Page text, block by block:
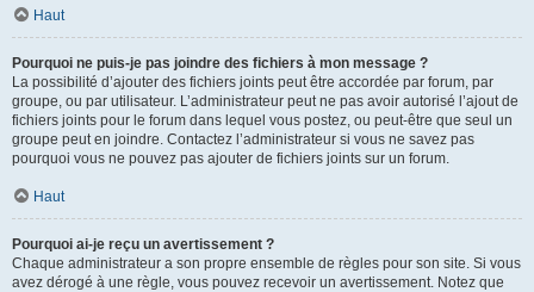
Haut
Pourquoi ne puis-je pas joindre des fichiers à mon message ?
La possibilité d’ajouter des fichiers joints peut être accordée par forum, par
groupe, ou par utilisateur. L’administrateur peut ne pas avoir autorisé l’ajout de
fichiers joints pour le forum dans lequel vous postez, ou peut-être que seul un
groupe peut en joindre. Contactez l’administrateur si vous ne savez pas
pourquoi vous ne pouvez pas ajouter de fichiers joints sur un forum.
Haut
Pourquoi ai-je reçu un avertissement ?
Chaque administrateur a son propre ensemble de règles pour son site. Si vous
avez dérogé à une règle, vous pouvez recevoir un avertissement. Notez que